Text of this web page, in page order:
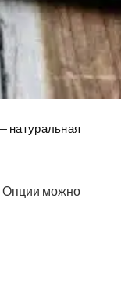
натуральная
Опции можно